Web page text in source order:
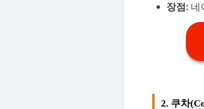
장점: 네
2. 쿠차